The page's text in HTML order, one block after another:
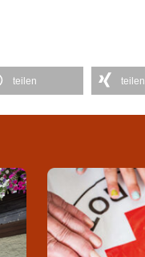
teilen teilen